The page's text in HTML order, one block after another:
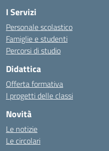
I Servizi
Personale scolastico
Famiglie e studenti
Percorsi di studio
Didattica
Offerta formativa
I progetti delle classi
Novità
Le notizie
Le circolari